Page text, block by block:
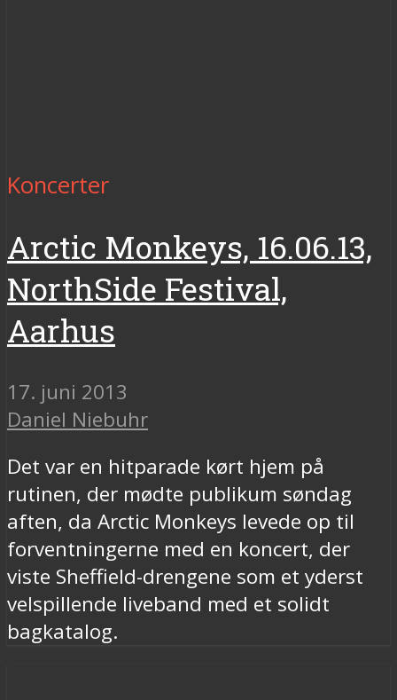
Koncerter
Arctic Monkeys, 16.06.13,
NorthSide Festival,
Aarhus
17. juni 2013
Daniel Niebuhr
Det var en hitparade kørt hjem på
rutinen, der mødte publikum søndag
aften, da Arctic Monkeys levede op til
forventningerne med en koncert, der
viste Sheffield-drengene som et yderst
velspillende liveband med et solidt
bagkatalog.